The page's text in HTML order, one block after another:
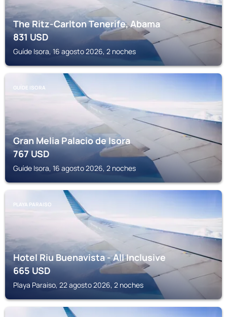
The Ritz-Carlton Tenerife, Abama
831USD
Guíde Isora, 16 agosto 2026, 2 noches
GUÍDE ISORA
Gran Melia Palacio de Isora
767USD
Guíde Isora, 16 agosto 2026, 2 noches
PLAYA PARAISO
Hotel Riu Buenavista - All Inclusive
665USD
Playa Paraiso, 22 agosto 2026, 2 noches